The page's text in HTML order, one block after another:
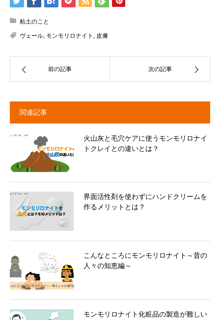
粘土のこと
ヴェール モンモリロナイト 皮膚
前の記事 次の記事
関連記事
火山灰と毛穴ケアに使うモンモリロナイ
トクレイとの違いとは？
界面活性剤を使わずにハンドクリームを
作るメリットとは？
こんなところにモンモリロナイト～昔の
人々の知恵編～
モンモリロナイト化粧品の製造が難しい